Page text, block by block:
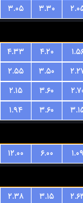
۳.۳۰
۳.۰۵
۴.۲۰
۴.۳۳
۳.۵۰
۲.۵۵
۳.۶۰
۲.۱۵
۳.۶۰
۱.۹۴
۱.۰۹ ۶.۰۰
۱۲.۰۰
۳.۱۵
۲.۳۸